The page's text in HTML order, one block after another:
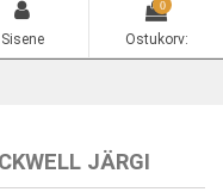
Sisene
0
Ostukorv:
JÄRGI